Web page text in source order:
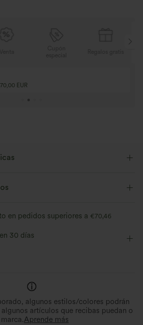
8 por 6
en V
en pedidos superiores a €70,46
30 días
algunos estilos/colores podrán
artículos que recibas puedan o
Aprende más